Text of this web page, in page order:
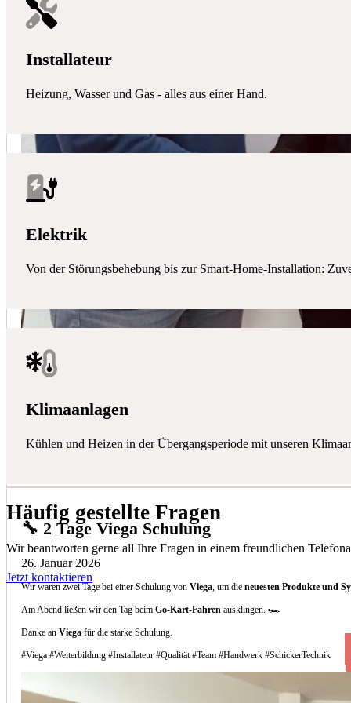
🔧 2 Tage Viega Schulung
26. Januar 2026
Wir waren zwei Tage bei einer Schulung vonViega, um dieneuesten Produkte und
Am Abend ließen wir den Tag beimGo-Kart-Fahren ausklingen. 🏎️
Danke anViega für die starke Schulung.
#Viega #Weiterbildung #Installateur #Qualität #Team #Handwerk #SchickerTechnik
Installateur
Heizung, Wasser und Gas - alles aus einer Hand.
Elektrik
Von der Störungsbehebung bis zur Smart-Home-Installation:
Klimaanlagen
Kühlen und Heizen in der Übergangsperiode mit unseren
Häufig gestellte Fragen
Wir beantworten gerne all Ihre Fragen in einem freundlichen
Jetzt kontaktieren
Welche Arten von Klimaanlagen installieren